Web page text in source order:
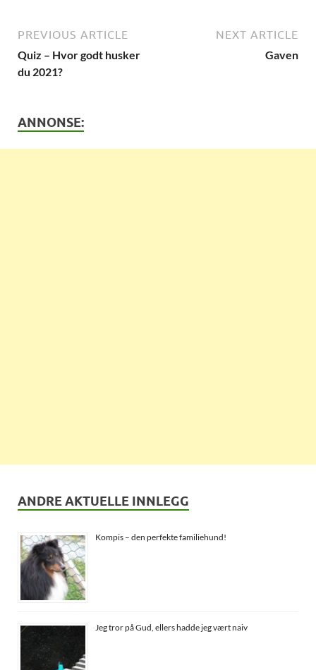
PREVIOUS ARTICLE
Quiz – Hvor godt husker
du 2021?
NEXT ARTICLE
Gaven
ANNONSE:
ANDRE AKTUELLE INNLEGG
Kompis – den perfekte familiehund!
Jeg tror på Gud, ellers hadde jeg vært naiv